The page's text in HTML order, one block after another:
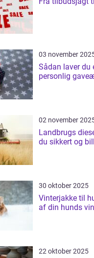
03 november
Sådan laver du
personlig
02 november
Landbrugs
du sikkert og
30 oktober 2025
Vinterjakke til
af din hunds
22 oktober 2025